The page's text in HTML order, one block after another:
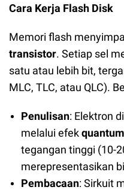
Cara Kerja Flash Disk
Memori flash
transistor. Setiap sel
satu atau lebih bit,
MLC, TLC, atau QLC).
Penulisan: Elektron
melalui efek
tegangan tinggi (10-
merepresentasikan
Pembacaan: Sirkuit